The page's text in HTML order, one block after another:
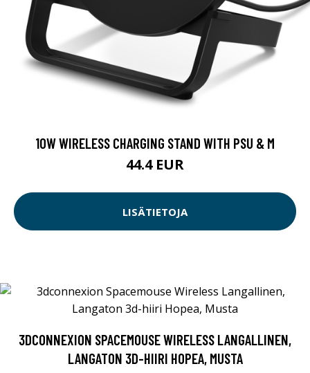
10W WIRELESS CHARGING STAND WITH PSU & M
44.4 EUR
LISÄTIETOJA
3DCONNEXION SPACEMOUSE WIRELESS LANGALLINEN,
LANGATON 3D-HIIRI HOPEA, MUSTA